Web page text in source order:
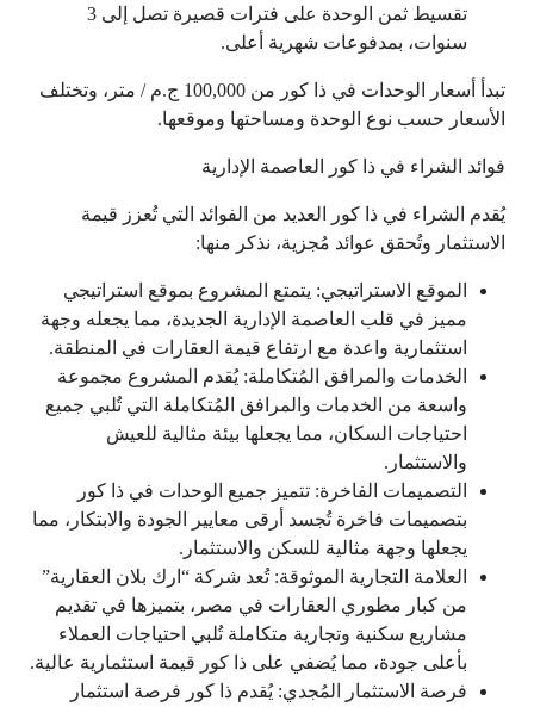
تقسيط ثمن الوحدة على فترات قصيرة تصل إلى 3
سنوات، بمدفوعات شهرية أعلى.
تبدأ أسعار الوحدات في ذا كور من 100,000 ج.م / متر، وتختلف
الأسعار حسب نوع الوحدة ومساحتها وموقعها.
فوائد الشراء في ذا كور العاصمة الإدارية
يُقدم الشراء في ذا كور العديد من الفوائد التي تُعزز قيمة
الاستثمار وتُحقق عوائد مُجزية، نذكر منها:
الموقع الاستراتيجي: يتمتع المشروع بموقع استراتيجي
مميز في قلب العاصمة الإدارية الجديدة، مما يجعله وجهة
استثمارية واعدة مع ارتفاع قيمة العقارات في المنطقة.
الخدمات والمرافق المُتكاملة: يُقدم المشروع مجموعة
واسعة من الخدمات والمرافق المُتكاملة التي تُلبي جميع
احتياجات السكان، مما يجعلها بيئة مثالية للعيش
والاستثمار.
التصميمات الفاخرة: تتميز جميع الوحدات في ذا كور
بتصميمات فاخرة تُجسد أرقى معايير الجودة والابتكار، مما
يجعلها وجهة مثالية للسكن والاستثمار.
العلامة التجارية الموثوقة: تُعد شركة “ارك بلان العقارية”
من كبار مطوري العقارات في مصر، بتميزها في تقديم
مشاريع سكنية وتجارية متكاملة تُلبي احتياجات العملاء
بأعلى جودة، مما يُضفي على ذا كور قيمة استثمارية عالية.
فرصة الاستثمار المُجدي: يُقدم ذا كور فرصة استثمار